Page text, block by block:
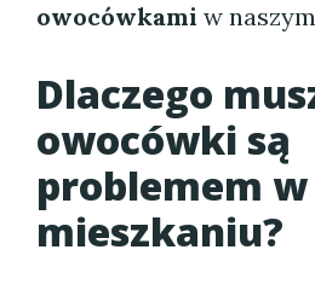
owocówkami w
Dlaczego
owocówki są
problemem w
mieszkaniu?